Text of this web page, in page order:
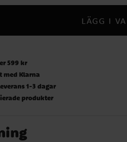
LÄGG I
599 kr
med Klarna
1-3 dagar
produkter